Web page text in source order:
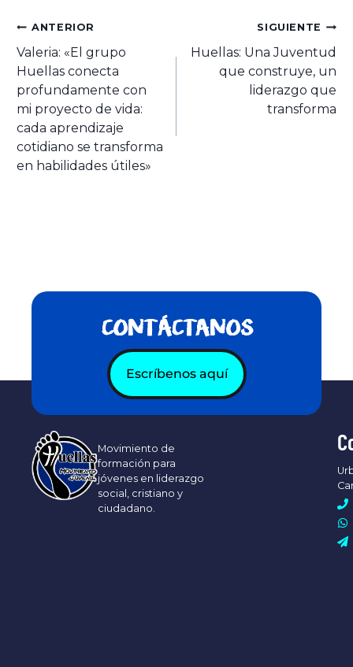
ANTERIOR
Valeria: «El grupo
Huellas conecta
profundamente con
mi proyecto de vida:
cada aprendizaje
cotidiano se transforma
en habilidades útiles»
SIGUIENTE
Huellas: Una Juventud
que construye, un
liderazgo que
transforma
CONTÁCTANOS
Escríbenos aquí
Movimiento de
formación para
jóvenes en liderazgo
social, cristiano y
ciudadano.